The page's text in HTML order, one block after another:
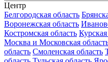
Центр
Белгородская область
Воронежская область
Костромская область
Москва и Московская
область Смоленская область